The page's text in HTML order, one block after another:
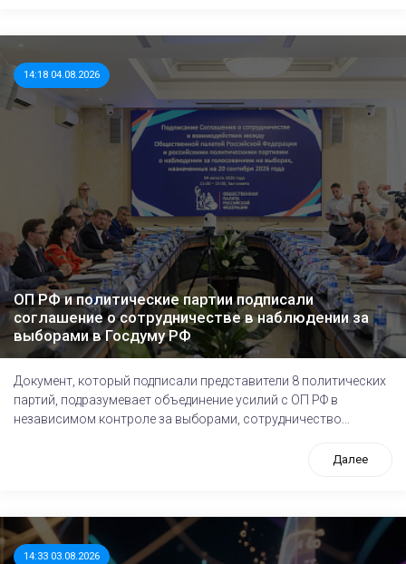
14:18 04.08.2026
ОП РФ и политические партии подписали
соглашение о сотрудничестве в наблюдении за
выборами в Госдуму РФ
Документ, который подписали представители 8 политических
партий, подразумевает объединение усилий с ОП РФ в
независимом контроле за выборами, сотрудничество...
Далее
14:33 03.08.2026